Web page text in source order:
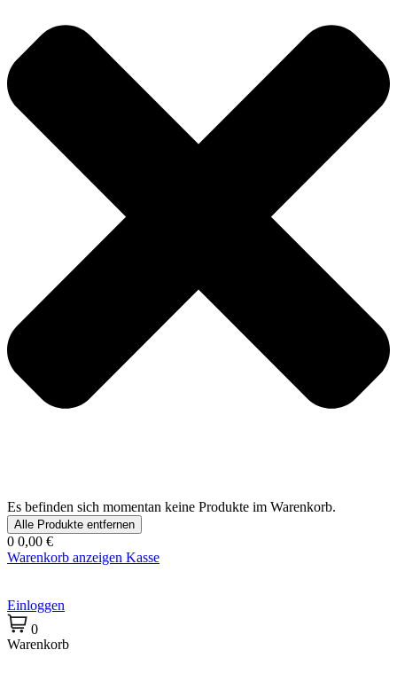
Es befinden sich momentan keine Produkte im Warenkorb.
Alle Produkte entfernen
0 0,00 €
Warenkorb anzeigen Kasse
Einloggen
0
Warenkorb